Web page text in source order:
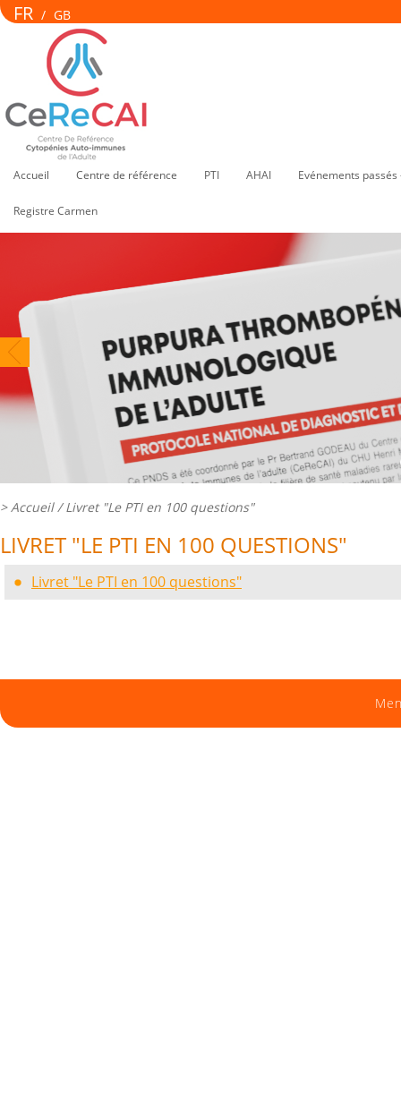
FR / GB
Accueil Centre de référence PTI AHAI Evénements
Registre Carmen
>Accueil/ Livret "Le PTI en 100 questions"
LIVRET "LE PTI EN 100 QUESTIONS"
Livret "Le PTI en 100 questions"